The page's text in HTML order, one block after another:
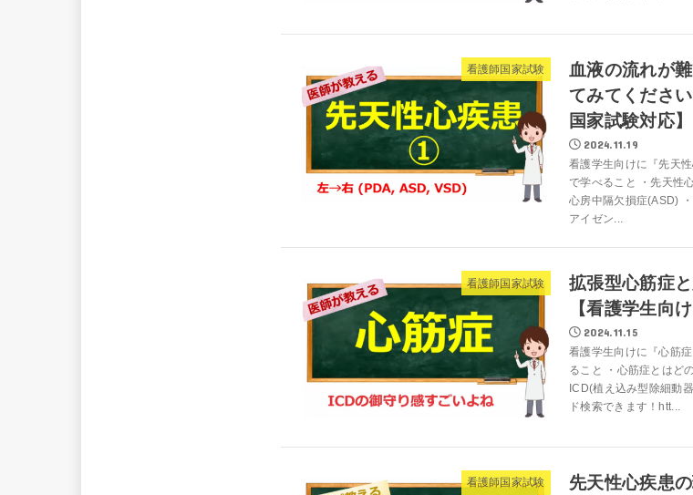
看護師国家試験
血液の流れが
てみてくださ
国家試験対応】
2024.11.19
看護学生向けに『先天
で学べること ・先天性
心房中隔欠損症(ASD)
アイゼン...
看護師国家試験
拡張型心筋症
【看護学生向
2024.11.15
看護学生向けに『心筋
ること ・心筋症とはど
ICD(植え込み型除細動
ド検索できます！htt...
看護師国家試験
先天性心疾患